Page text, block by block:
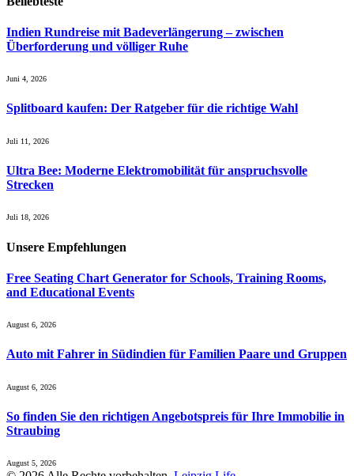
Indien Rundreise mit Badeverlängerung – zwischen
Überforderung und völliger Ruhe
Juni 4, 2026
Splitboard kaufen: Der Ratgeber für die richtige Wahl
Juli 11, 2026
Ultra Bee: Moderne Elektromobilität für anspruchsvolle
Strecken
Juli 18, 2026
Unsere Empfehlungen
Free Seating Chart Generator for Schools, Training Rooms,
and Educational Events
August 6, 2026
Auto mit Fahrer in Südindien für Familien Paare und Gruppen
August 6, 2026
So finden Sie den richtigen Angebotspreis für Ihre Immobilie in
Straubing
August 5, 2026